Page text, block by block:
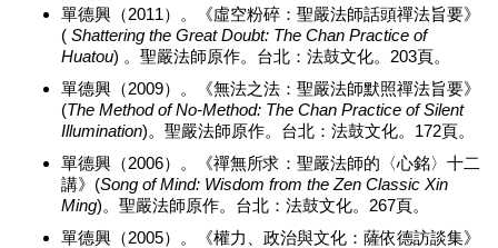
單德興（2011）。《虛空粉碎：聖嚴法師話頭禪法旨要》
( Shattering the Great Doubt: The Chan Practice of
Huatou) 。聖嚴法師原作。台北：法鼓文化。203頁。
單德興（2009）。《無法之法：聖嚴法師默照禪法旨要》
(The Method of No-Method: The Chan Practice of Silent
Illumination)。聖嚴法師原作。台北：法鼓文化。172頁。
單德興（2006）。《禪無所求：聖嚴法師的〈心銘〉十二
講》(Song of Mind: Wisdom from the Zen Classic Xin
Ming)。聖嚴法師原作。台北：法鼓文化。267頁。
單德興（2005）。《權力、政治與文化：薩依德訪談集》